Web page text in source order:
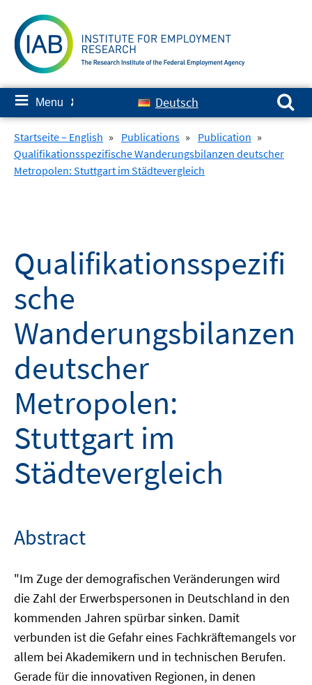
content
≡ Menu ✘ Deutsch
Search for:
Startseite – English » Publications » Publication »
Qualifikationsspezifische Wanderungsbilanzen deutscher
Metropolen: Stuttgart im Städtevergleich
Qualifikationsspezifi
sche
Wanderungsbilanzen
deutscher
Metropolen:
Stuttgart im
Städtevergleich
Abstract
"Im Zuge der demografischen Veränderungen wird
die Zahl der Erwerbspersonen in Deutschland in den
kommenden Jahren spürbar sinken. Damit
verbunden ist die Gefahr eines Fachkräftemangels vor
allem bei Akademikern und in technischen Berufen.
Gerade für die innovativen Regionen, in denen